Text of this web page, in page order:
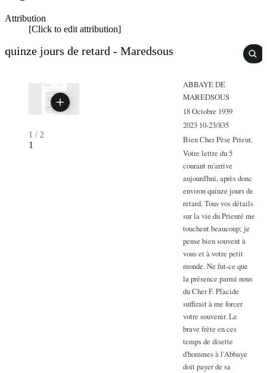
Attribution
[Click to edit attribution]
quinze jours de retard - Maredsous
1 / 2
1
ABBAYE DE
MAREDSOUS
18 Octobre 1939
2023 10-23/835
Bien Cher Pèse Prieur,
Votre lettre du 5
courant m'arrive
aujourd'hui, après donc
environ quinze jours de
retard. Tous vos détails
sur la vie du Prieuré me
touchent beaucoup; je
pense bien souvent à
vous et à votre petit
monde. Ne fut-ce que
la présence parmi nous
du Cher F. Placide
suffirait à me forcer
votre souvenir. Le
brave frète en ces
temps de disette
d'hommes à l'Abbaye
doit payer de sa